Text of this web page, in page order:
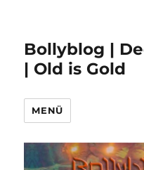
Bollyblog |
| Old is Gold
MENÜ